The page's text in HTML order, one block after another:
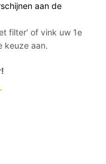
aan de
filter’ of vink uw 1e
keuze aan.